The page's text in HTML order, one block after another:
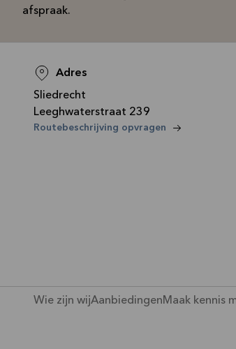
afspraak.
Adres
Sliedrecht
Leeghwaterstraat 239
Routebeschrijving opvragen
Wie zijn wijAanbiedingen Maak kennis